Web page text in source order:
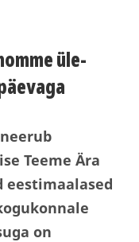
üle-
Teeme Ära
eestimaalased
on